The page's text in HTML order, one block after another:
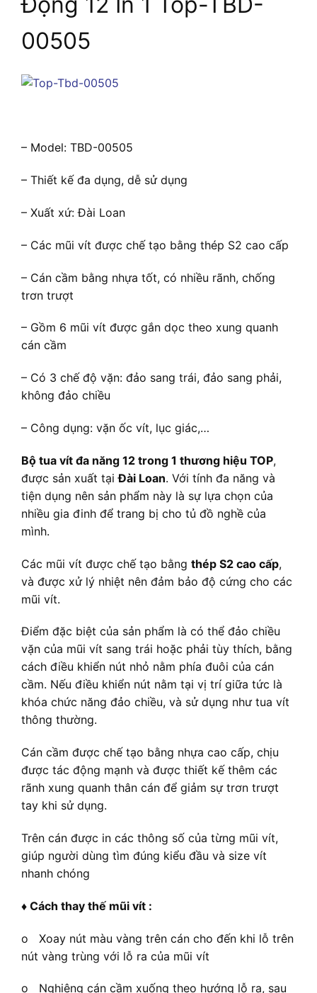
00505
– Model: TBD-00505
– Thiết kế đa dụng, dễ sử dụng
– Xuất xứ: Đài Loan
– Các mũi vít được chế tạo bằng thép S2 cao cấp
– Cán cầm bằng nhựa tốt, có nhiều rãnh, chống
trơn trượt
– Gồm 6 mũi vít được gắn dọc theo xung quanh
cán cầm
– Có 3 chế độ vặn: đảo sang trái, đảo sang phải,
không đảo chiều
– Công dụng: vặn ốc vít, lục giác,…
Bộ tua vít đa năng 12 trong 1 thương hiệu TOP,
được sản xuất tạiĐài Loan. Với tính đa năng và
tiện dụng nên sản phẩm này là sự lựa chọn của
nhiều gia đinh để trang bị cho tủ đồ nghề của
mình.
Các mũi vít được chế tạo bằng thép S2 cao cấp,
và được xử lý nhiệt nên đảm bảo độ cứng cho các
mũi vít.
Điểm đặc biệt của sản phẩm là có thể đảo chiều
vặn của mũi vít sang trái hoặc phải tùy thích, bằng
cách điều khiển nút nhỏ nằm phía đuôi của cán
cầm. Nếu điều khiển nút nằm tại vị trí giữa tức là
khóa chức năng đảo chiều, và sử dụng như tua vít
thông thường.
Cán cầm được chế tạo bằng nhựa cao cấp, chịu
được tác động mạnh và được thiết kế thêm các
rãnh xung quanh thân cán để giảm sự trơn trượt
tay khi sử dụng.
Trên cán được in các thông số của từng mũi vít,
giúp người dùng tìm đúng kiểu đầu và size vít
nhanh chóng
♦ Cách thay thế mũi vít :
o Xoay nút màu vàng trên cán cho đến khi lỗ trên
nút vàng trùng với lỗ ra của mũi vít
o Nghiêng cán cầm xuống theo hướng lỗ ra, sau